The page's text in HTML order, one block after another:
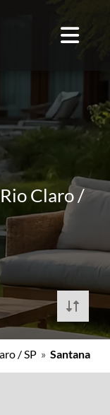
Claro /
/ SP » Santana